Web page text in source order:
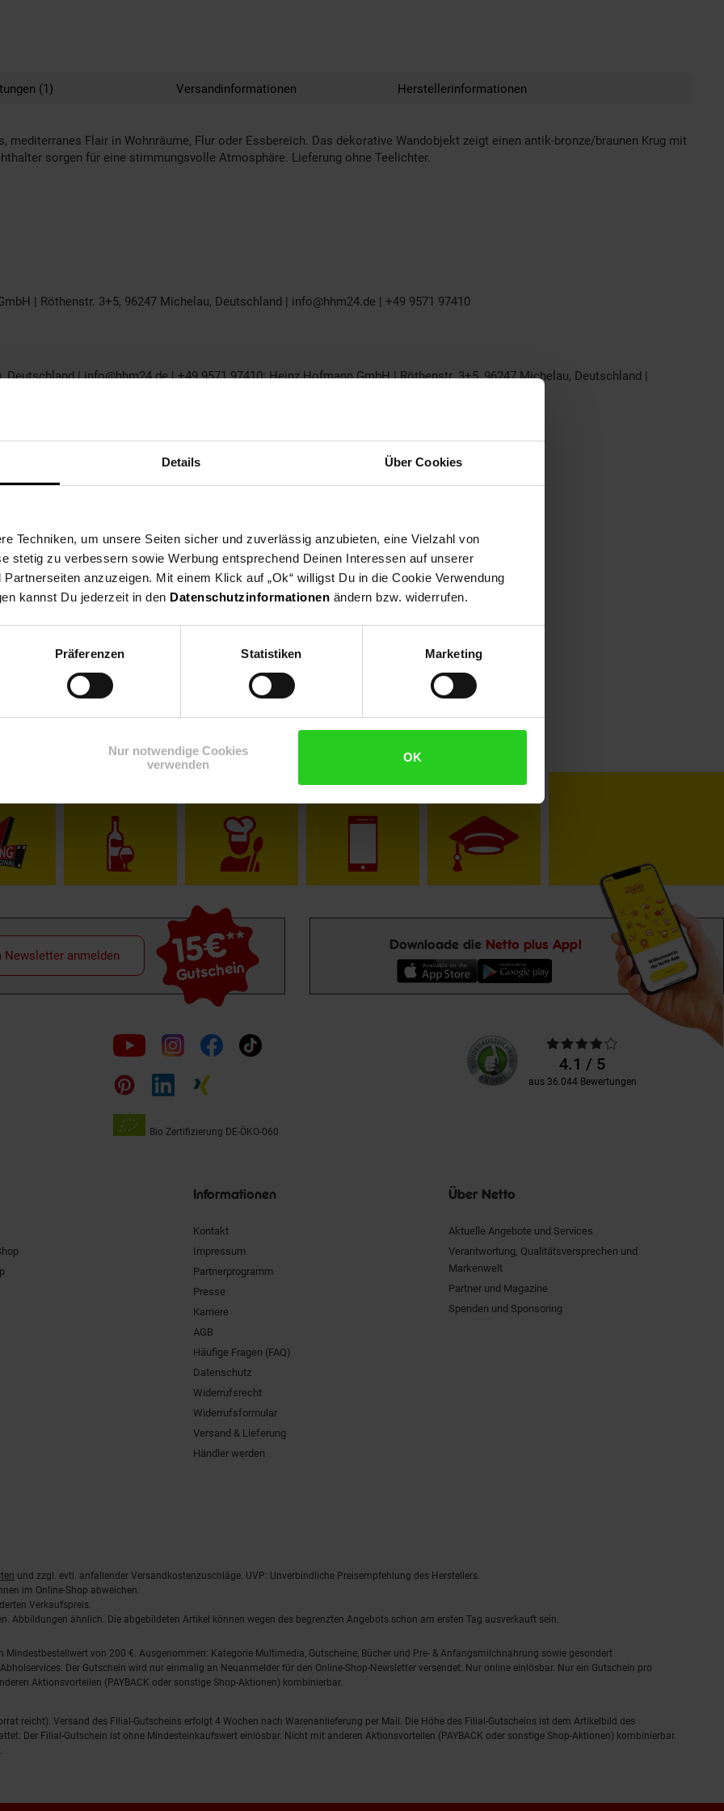
Details Über Cookies
Techniken, um unsere Seiten sicher und zuverlässig anzubieten, eine Vielzahl von
stetig zu verbessern sowie Werbung entsprechend Deinen Interessen auf unserer
anzuzeigen. Mit einem Klick auf „Ok“ willigst Du in die Cookie Verwendung
kannst Du jederzeit in den Datenschutzinformationen ändern bzw. widerrufen.
Präferenzen Statistiken Marketing
Nur notwendige Cookies
verwenden
OK
(1) Versandinformationen Herstellerinformationen
mediterranes Flair in Wohnräume, Flur oder Essbereich. Das dekorative Wandobjekt zeigt einen antik-bronze/braunen Krug mit
sorgen für eine stimmungsvolle Atmosphäre. Lieferung ohne Teelichter.
| Röthenstr. 3+5, 96247 Michelau, Deutschland | info@hhm24.de | +49 9571 97410
| info@hhm24.de | +49 9571 97410: Heinz Hofmann GmbH | Röthenstr. 3+5, 96247 Michelau, Deutschland |
15€**
Gutschein
Newsletter anmelden
Downloade die Netto plus App!
Folge
uns
auf
Bio Zertifizierung DE-ÖKO-060
Unsere
Kundenbewertungen
Durchschnittliche
Bewertungen4.1 / 5
aus 36.044 Bewertungen
Informationen
Kontakt
Impressum
Partnerprogramm
Presse
Karriere
AGB
Häufige Fragen (FAQ)
Datenschutz
Widerrufsrecht
Widerrufsformular
Versand & Lieferung
Händler werden
Über Netto
Aktuelle Angebote und Services
Verantwortung, Qualitätsversprechen und
Markenwelt
Partner und Magazine
Spenden und Sponsoring
und zzgl. evtl. anfallender Versandkostenzuschläge. UVP: Unverbindliche Preisempfehlung des Herstellers.
im Online-Shop abweichen.
Verkaufspreis.
Abbildungen ähnlich. Die abgebildeten Artikel können wegen des begrenzten Angebots schon am ersten Tag ausverkauft sein.
von 200 €. Ausgenommen: Kategorie Multimedia, Gutscheine, Bücher und Pre- & Anfangsmilchnahrung sowie gesondert
Der Gutschein wird nur einmalig an Neuanmelder für den Online-Shop-Newsletter versendet. Nur online einlösbar. Nur ein Gutschein pro
Aktionsvorteilen (PAYBACK oder sonstige Shop-Aktionen) kombinierbar.
reicht). Versand des Filial-Gutscheins erfolgt 4 Wochen nach Warenanlieferung per Mail. Die Höhe des Filial-Gutscheins ist dem Artikelbild des
Der Filial-Gutschein ist ohne Mindesteinkaufswert einlösbar. Nicht mit anderen Aktionsvorteilen (PAYBACK oder sonstige Shop-Aktionen) kombinierbar.